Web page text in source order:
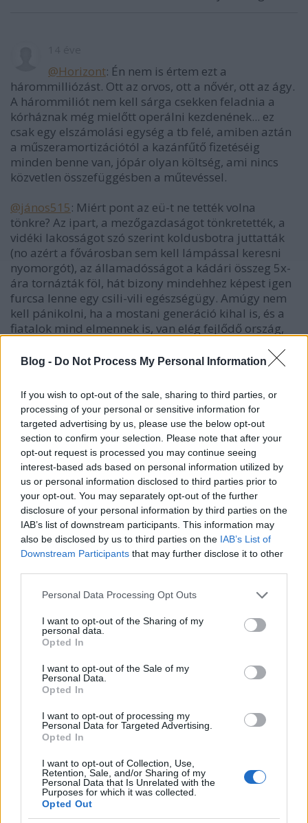
Blog - Do Not Process My Personal Information
If you wish to opt-out of the sale, sharing to third parties, or
processing of your personal or sensitive information for
targeted advertising by us, please use the below opt-out
section to confirm your selection. Please note that after your
opt-out request is processed you may continue seeing
interest-based ads based on personal information utilized by
us or personal information disclosed to third parties prior to
your opt-out. You may separately opt-out of the further
disclosure of your personal information by third parties on the
IAB’s list of downstream participants. This information may
also be disclosed by us to third parties on the IAB’s List of
Downstream Participants that may further disclose it to other
Please note that this website/app uses one or more Google
not limited to your visit or usage behaviour. You may click to
grant or deny consent to Google and its third-party tags to
use your data for below specified purposes in below Google
consent section.
Personal Data Processing Opt Outs
I want to opt-out of the Sharing of my
personal data.
Opted In
I want to opt-out of the Sale of my
Personal Data.
Opted In
I want to opt-out of processing my
Personal Data for Targeted Advertising.
Opted In
I want to opt-out of Collection, Use,
Retention, Sale, and/or Sharing of my
Personal Data that Is Unrelated with the
Purposes for which it was collected.
Opted Out
@Horizont: Én nem is értem ezt a
hárommilliózást. Ott az orvos, ott a nővér, ott az ágy.
A hárommiliót nem kell sárga csekken feladnia a
kórháznak még mielőtt operálni kezdenének... ez
csak egy elszámolási egység a tb felé, amiben aztán
a műszeramortizációtól a kazánfűtő fizetéséig
minden benne van, jópár olyan költség, ami nincs
közvetlen összefüggésben a műtevéssel.
@jános515: Miért pont az eü-t ne tették volna
tönkre? Az ipart, a mezőgazdaságot tönkretették, a
vidéki lakosságot szó szerint koldusbotra juttatták
(no azért a fővárosban sem kell lámpással keresni
nyomorgót), az államadósságot a kádári összeg 5x-
ára tornázták föl, hát bizony mindehhez képest igen
furcsa lenne egy csili-vili egészségügy. Amúgy nem
kell pánikolni, ha a mostani generáció kihal is, és a
fiatalok mind elmennek is, van elég fejlődő ország,
évre, csak hogy megkapják az eu-s
@weldingpalko: akkor nagyon rossz helyen volt.
Anyámnak 2006-ban volt sérvműtétje, 5e-t adott a
nővérnek, 25e-t a sebésznek. És nem politikus,
egyszerű kisnyugdíjas. Persze a geronton meg a
pszihiátrián nem az ápolásért és nem az ápoltak
adják, hanem a rokonok és egész másért (lásd
"fekete angyal"), szóval lehet, hogy jobban tette,
hogy azt a ritka alkalmat is elutasította.
Egyébként én nem ítélem el, aki elfogadja. Nincsenek
túlfizetve, és kinek ne jönne jól pár potya ezres, főleg,
ha jó szívvel adják. A baj azokkal van, akik
*kikövetelik*. Ezt a kettőt kéne élesen
helyett összemossák, és kiátkoznak mindenkit, aki
adja, aki kapja egyaránt. Pedig a hála egy
természetes érzés, főleg egy életmentő, vagy
életminőséget jelentősen javító műtevés esetén.
jágör68
14 éve
@Hörömpő Töhötöm
Nem, valóban; az egészségügyben minden INGYEN
van- a beszállítók még fizetnek is, csakhogy a sok
járulékcsaló megkapja ami "jár"-, sőt még
fizettessünk is a dolgozókkal, hogy dolgozhatnak,